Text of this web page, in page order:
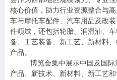
核心价值，助力行业资源整合与
车与摩托车配件、汽车用品及改
件领域，还包括轮胎、润滑油、
备、工艺装备、新工艺、新材料
产品。
博览会集中展示中国及国
产品、新技术、新材料、新工艺